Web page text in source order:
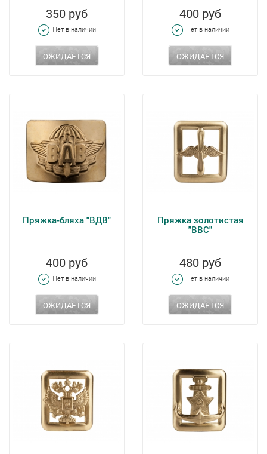
350 руб
Нет в наличии
ОЖИДАЕТСЯ
400 руб
Нет в наличии
ОЖИДАЕТСЯ
Пряжка-бляха "ВДВ"
400 руб
Нет в наличии
ОЖИДАЕТСЯ
Пряжка золотистая
"ВВС"
480 руб
Нет в наличии
ОЖИДАЕТСЯ